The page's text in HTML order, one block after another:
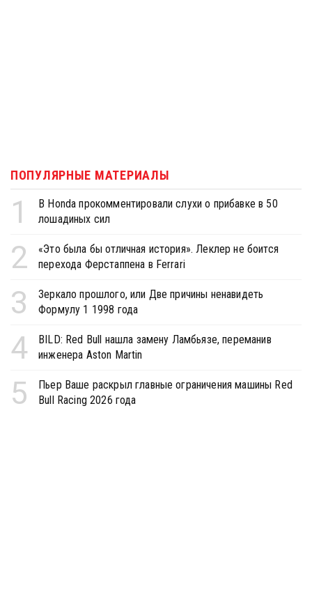
ПОПУЛЯРНЫЕ МАТЕРИАЛЫ
1
В Honda прокомментировали слухи о прибавке в 50
лошадиных сил
2
«Это была бы отличная история». Леклер не боится
перехода Ферстаппена в Ferrari
3
Зеркало прошлого, или Две причины ненавидеть
Формулу 1 1998 года
4
BILD: Red Bull нашла замену Ламбьязе, переманив
инженера Aston Martin
5
Пьер Ваше раскрыл главные ограничения машины Red
Bull Racing 2026 года